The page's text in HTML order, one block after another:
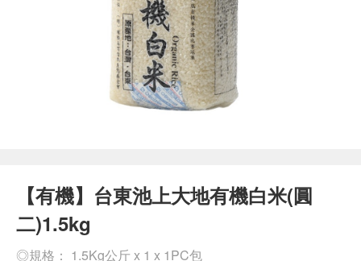
【有機】台東池上大地有機白米(圓
二)1.5kg
◎規格： 1.5Kg公斤 x 1 x 1PC包